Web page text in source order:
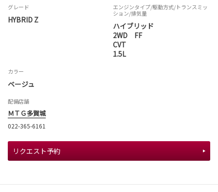
グレード
HYBRID Z
エンジンタイプ/駆動方式/トランスミッ
ション/排気量
ハイブリッド
2WD FF
CVT
1.5L
カラー
ベージュ
配備店舗
ＭＴＧ多賀城
022-365-6161
リクエスト予約